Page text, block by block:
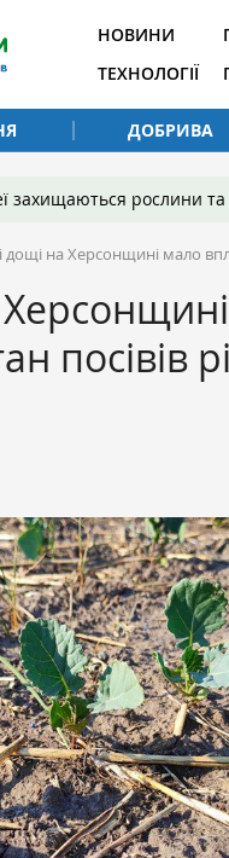
НОВИНИ
ТЕХНОЛОГІЇ
ДОБРИВА
захищаються рослини
дощі на Херсонщині мало
посівів